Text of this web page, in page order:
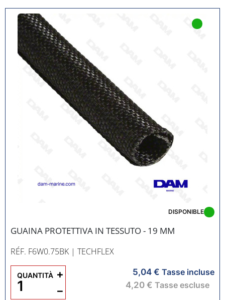
GUAINA PROTETTIVA IN TESSUTO - 19 MM
RÉF. F6W0.75BK | TECHFLEX
DISPONIBLE
5,04 € Tasse incluse
4,20 € Tasse escluse
QUANTITÀ
−
+